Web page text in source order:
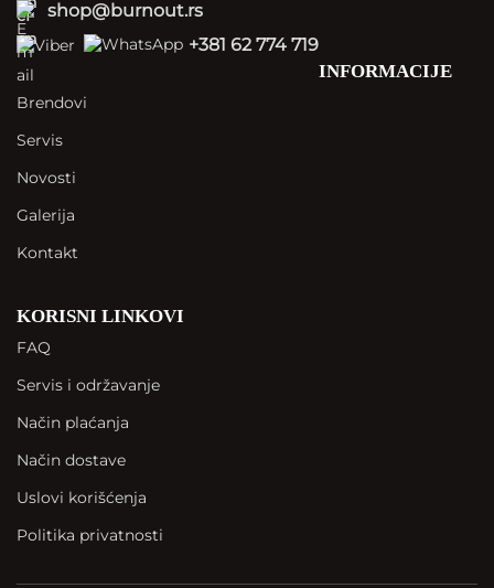
shop@burnout.rs
+381 62 774 719
INFORMACIJE
Brendovi
Servis
Novosti
Galerija
Kontakt
KORISNI LINKOVI
FAQ
Servis i održavanje
Način plaćanja
Način dostave
Uslovi korišćenja
Politika privatnosti